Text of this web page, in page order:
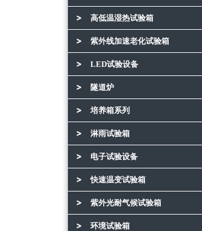
高低温湿热试验箱
紫外线加速老化试验箱
LED试验设备
隧道炉
培养箱系列
淋雨试验箱
电子试验设备
快速温变试验箱
紫外光耐气候试验箱
环境试验箱